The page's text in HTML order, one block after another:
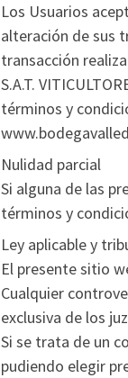
Los Usuarios
alteración de sus
transacción
S.A.T.
términos y
Nulidad parcial
Si alguna de las
términos y
Ley aplicable y
El presente sitio
Cualquier
exclusiva de los
Si se trata de un
pudiendo elegir